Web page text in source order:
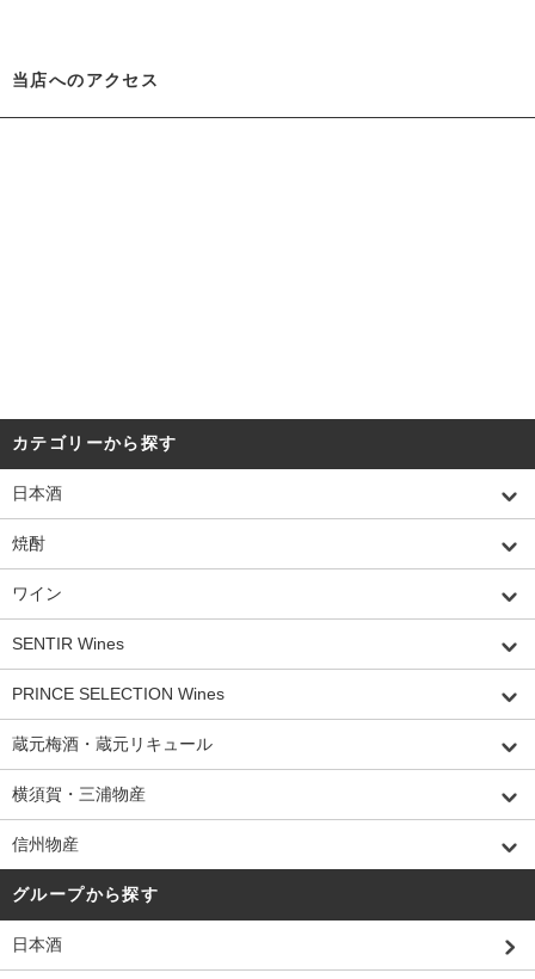
当店へのアクセス
カテゴリーから探す
日本酒
焼酎
ワイン
SENTIR Wines
PRINCE SELECTION Wines
蔵元梅酒・蔵元リキュール
横須賀・三浦物産
信州物産
グループから探す
日本酒